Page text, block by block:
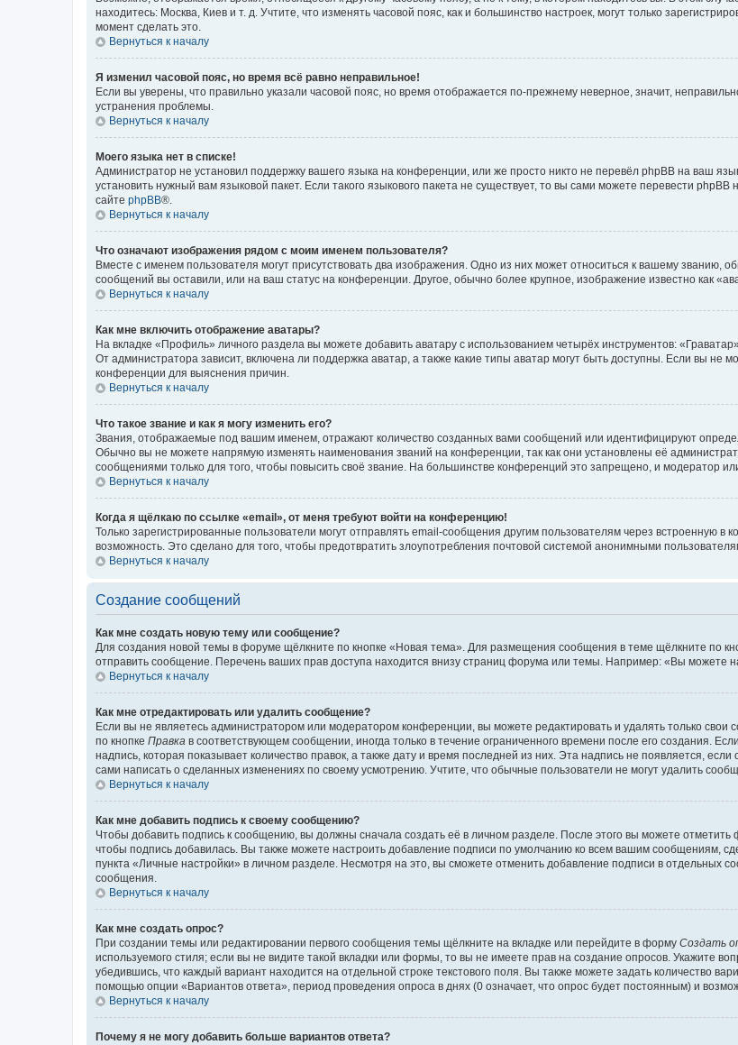
находитесь: Москва, Киев и т. д. Учтите, что изменять часовой пояс, как и большинство настроек, могут только
момент сделать это.
Вернуться к началу
Я изменил часовой пояс, но время всё равно неправильное!
Если вы уверены, что правильно указали часовой пояс, но время отображается по-прежнему неверное, значит,
устранения проблемы.
Вернуться к началу
Моего языка нет в списке!
Администратор не установил поддержку вашего языка на конференции, или же просто никто не перевёл phpBB на ваш
установить нужный вам языковой пакет. Если такого языкового пакета не существует, то вы сами можете перевести
сайте phpBB®.
Вернуться к началу
Что означают изображения рядом с моим именем пользователя?
Вместе с именем пользователя могут присутствовать два изображения. Одно из них может относиться к вашему званию,
сообщений вы оставили, или на ваш статус на конференции. Другое, обычно более крупное, изображение известно как
Вернуться к началу
Как мне включить отображение аватары?
На вкладке «Профиль» личного раздела вы можете добавить аватару с использованием четырёх инструментов:
От администратора зависит, включена ли поддержка аватар, а также какие типы аватар могут быть доступны. Если вы не
конференции для выяснения причин.
Вернуться к началу
Что такое звание и как я могу изменить его?
Звания, отображаемые под вашим именем, отражают количество созданных вами сообщений или идентифицируют
Обычно вы не можете напрямую изменять наименования званий на конференции, так как они установлены её
сообщениями только для того, чтобы повысить своё звание. На большинстве конференций это запрещено, и модератор
Вернуться к началу
Когда я щёлкаю по ссылке «email», от меня требуют войти на конференцию!
Только зарегистрированные пользователи могут отправлять email-сообщения другим пользователям через встроенную
возможность. Это сделано для того, чтобы предотвратить злоупотребления почтовой системой анонимными
Вернуться к началу
Создание сообщений
Как мне создать новую тему или сообщение?
Для создания новой темы в форуме щёлкните по кнопке «Новая тема». Для размещения сообщения в теме щёлкните по
отправить сообщение. Перечень ваших прав доступа находится внизу страниц форума или темы. Например: «Вы можете
Вернуться к началу
Как мне отредактировать или удалить сообщение?
Если вы не являетесь администратором или модератором конференции, вы можете редактировать и удалять только
по кнопке Правка в соответствующем сообщении, иногда только в течение ограниченного времени после его создания.
надпись, которая показывает количество правок, а также дату и время последней из них. Эта надпись не появляется,
сами написать о сделанных изменениях по своему усмотрению. Учтите, что обычные пользователи не могут удалить
Вернуться к началу
Как мне добавить подпись к своему сообщению?
Чтобы добавить подпись к сообщению, вы должны сначала создать её в личном разделе. После этого вы можете отметить
чтобы подпись добавилась. Вы также можете настроить добавление подписи по умолчанию ко всем вашим сообщениям,
пункта «Личные настройки» в личном разделе. Несмотря на это, вы сможете отменить добавление подписи в отдельных
сообщения.
Вернуться к началу
Как мне создать опрос?
При создании темы или редактировании первого сообщения темы щёлкните на вкладке или перейдите в форму Создать
используемого стиля; если вы не видите такой вкладки или формы, то вы не имеете прав на создание опросов. Укажите
убедившись, что каждый вариант находится на отдельной строке текстового поля. Вы также можете задать количество
помощью опции «Вариантов ответа», период проведения опроса в днях (0 означает, что опрос будет постоянным) и
Вернуться к началу
Почему я не могу добавить больше вариантов ответа?